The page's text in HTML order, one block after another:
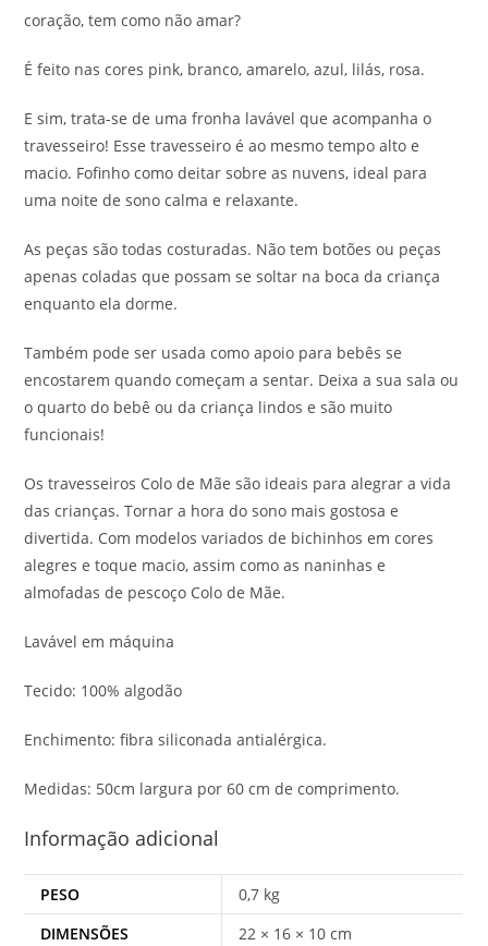
coração, tem como não amar?
É feito nas cores pink, branco, amarelo, azul, lilás, rosa.
E sim, trata-se de uma fronha lavável que acompanha o
travesseiro! Esse travesseiro é ao mesmo tempo alto e
macio. Fofinho como deitar sobre as nuvens, ideal para
uma noite de sono calma e relaxante.
As peças são todas costuradas. Não tem botões ou peças
apenas coladas que possam se soltar na boca da criança
enquanto ela dorme.
Também pode ser usada como apoio para bebês se
encostarem quando começam a sentar. Deixa a sua sala ou
o quarto do bebê ou da criança lindos e são muito
funcionais!
Os travesseiros Colo de Mãe são ideais para alegrar a vida
das crianças. Tornar a hora do sono mais gostosa e
divertida. Com modelos variados de bichinhos em cores
alegres e toque macio, assim como as naninhas e
almofadas de pescoço Colo de Mãe.
Lavável em máquina
Tecido: 100% algodão
Enchimento: fibra siliconada antialérgica.
Medidas: 50cm largura por 60 cm de comprimento.
Informação adicional
PESO
0,7 kg
DIMENSÕES
22 × 16 × 10 cm